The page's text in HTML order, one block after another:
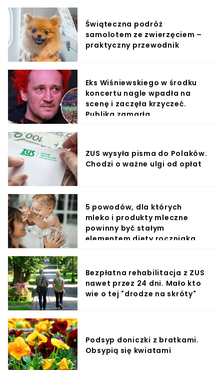
Świąteczna podróż
samolotem ze zwierzęciem –
praktyczny przewodnik
Eks Wiśniewskiego w środku
koncertu nagle wpadła na
scenę i zaczęła krzyczeć.
Publika zamarła
ZUS wysyła pisma do Polaków.
Chodzi o ważne ulgi od opłat
5 powodów, dla których
mleko i produkty mleczne
powinny być stałym
elementem diety roczniaka
Bezpłatna rehabilitacja z ZUS
nawet przez 24 dni. Mało kto
wie o tej "drodze na skróty"
Podsyp doniczki z bratkami.
Obsypią się kwiatami